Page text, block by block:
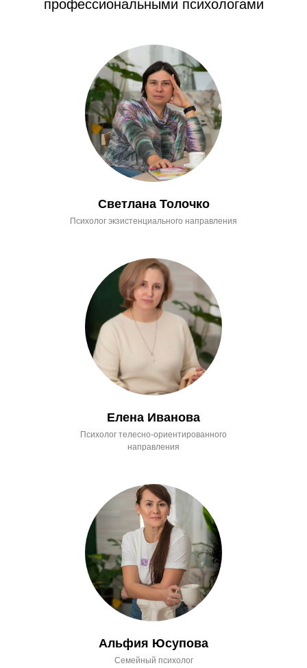
профессиональными психологами
Светлана Толочко
Психолог экзистенциального направления
Елена Иванова
Психолог телесно-ориентированного
направления
Альфия Юсупова
Семейный психолог